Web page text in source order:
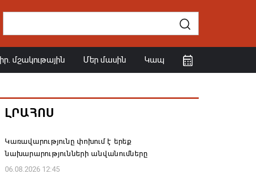
մշակութային Մեր մասին Կապ
ԼՐԱՀՈՍ
Կառավարությունը փոխում է երեք
նախարարությունների անվանումները
06.08.2026 12:45